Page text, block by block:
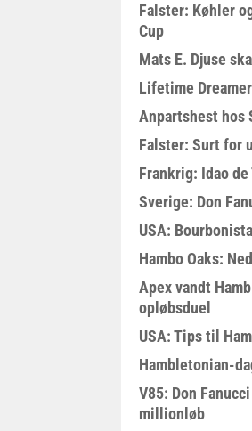
Falster: Køhler
Cup
Mats E. Djuse
Lifetime
Anpartshest hos
Falster: Surt for
Frankrig: Idao
Sverige: Don
USA:
Hambo Oaks:
Apex vandt
opløbsduel
USA: Tips til
Hambletonian-
V85: Don
millionløb